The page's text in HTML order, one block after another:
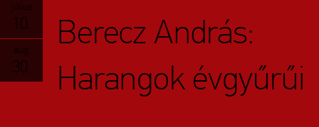
július
10.
aug.
30.
Berecz András:
Harangok évgyűrűi